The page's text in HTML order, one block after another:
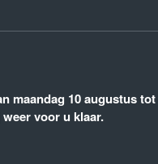
maandag 10 augustus
voor u klaar.